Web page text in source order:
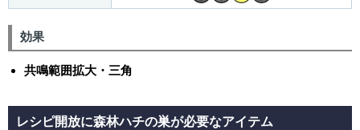
効果
共鳴範囲拡大・三角
レシピ開放に森林ハチの巣が必要なアイテム